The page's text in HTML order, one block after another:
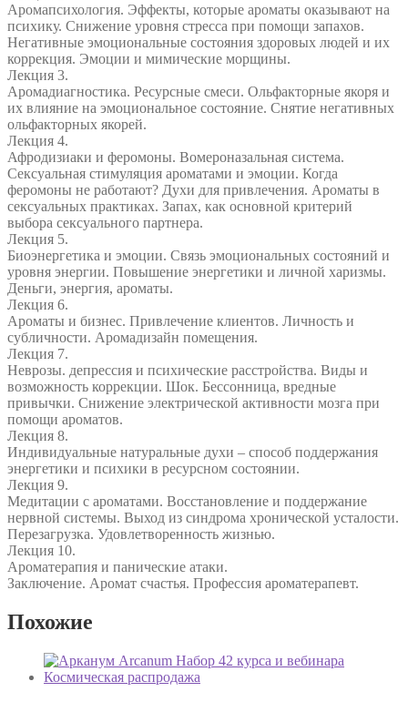
Аромапсихология. Эффекты, которые ароматы оказывают на
психику. Снижение уровня стресса при помощи запахов.
Негативные эмоциональные состояния здоровых людей и их
коррекция. Эмоции и мимические морщины.
Лекция 3.
Аромадиагностика. Ресурсные смеси. Ольфакторные якоря и
их влияние на эмоциональное состояние. Снятие негативных
ольфакторных якорей.
Лекция 4.
Афродизиаки и феромоны. Вомероназальная система.
Сексуальная стимуляция ароматами и эмоции. Когда
феромоны не работают? Духи для привлечения. Ароматы в
сексуальных практиках. Запах, как основной критерий
выбора сексуального партнера.
Лекция 5.
Биоэнергетика и эмоции. Связь эмоциональных состояний и
уровня энергии. Повышение энергетики и личной харизмы.
Деньги, энергия, ароматы.
Лекция 6.
Ароматы и бизнес. Привлечение клиентов. Личность и
субличности. Аромадизайн помещения.
Лекция 7.
Неврозы. депрессия и психические расстройства. Виды и
возможность коррекции. Шок. Бессонница, вредные
привычки. Снижение электрической активности мозга при
помощи ароматов.
Лекция 8.
Индивидуальные натуральные духи – способ поддержания
энергетики и психики в ресурсном состоянии.
Лекция 9.
Медитации с ароматами. Восстановление и поддержание
нервной системы. Выход из синдрома хронической усталости.
Перезагрузка. Удовлетворенность жизнью.
Лекция 10.
Ароматерапия и панические атаки.
Заключение. Аромат счастья. Профессия ароматерапевт.
Похожие